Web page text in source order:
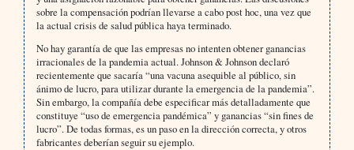
sobre la compensación podrían llevarse a cabo post hoc, una vez que
la actual crisis de salud pública haya terminado.
No hay garantía de que las empresas no intenten obtener ganancias
irracionales de la pandemia actual. Johnson & Johnson declaró
recientemente que sacaría “una vacuna asequible al público, sin
ánimo de lucro, para utilizar durante la emergencia de la pandemia”.
Sin embargo, la compañía debe especificar más detalladamente que
constituye “uso de emergencia pandémica” y ganancias “sin fines de
lucro”. De todas formas, es un paso en la dirección correcta, y otros
fabricantes deberían seguir su ejemplo.